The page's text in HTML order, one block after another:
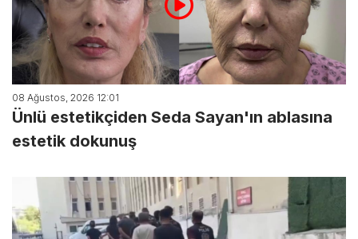
08 Ağustos, 2026 12:01
Ünlü estetikçiden Seda Sayan'ın ablasına
estetik dokunuş